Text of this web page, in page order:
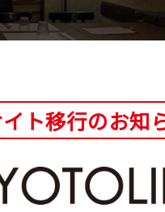
ト移行のお知